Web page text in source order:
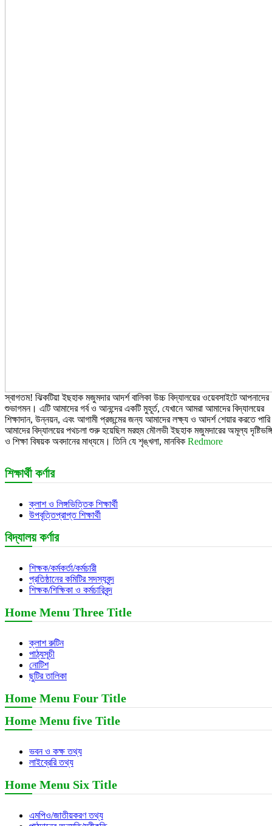
স্বাগতম! ঝিকটিয়া ইছহাক মজুমদার আদর্শ বালিকা উচ্চ বিদ্যালয়ের ওয়েবসাইটে আপনাদের
শুভাগমন। এটি আমাদের গর্ব ও আনন্দের একটি মুহূর্ত, যেখানে আমরা আমাদের বিদ্যালয়ের
শিক্ষাদান, উন্নয়ন, এবং আগামী প্রজন্মের জন্য আমাদের লক্ষ্য ও আদর্শ শেয়ার করতে
আমাদের বিদ্যালয়ের পথচলা শুরু হয়েছিল মরহুম মৌলভী ইছহাক মজুমদারের অমূল্য দৃষ্টিভঙ্গি
ও শিক্ষা বিষয়ক অবদানের মাধ্যমে। তিনি যে শৃঙ্খলা, মানবিক Redmore
শিক্ষার্থী কর্ণার
ক্লাশ ও লিঙ্গভিত্তিক শিক্ষার্থী
উপবৃত্তিপ্রাপ্ত শিক্ষার্থী
বিদ্যালয় কর্ণার
শিক্ষক/কর্মকর্তা/কর্মচারী
প্রতিষ্ঠানের কমিটির সদস্যবৃন্দ
শিক্ষক/শিক্ষিকা ও কর্মচারিবৃন্দ
Home Menu Three Title
ক্লাশ রুটিন
পাঠ্যসূচী
নোটিশ
ছুটির তালিকা
Home Menu Four Title
Home Menu five Title
ভবন ও কক্ষ তথ্য
লাইব্রেরি তথ্য
Home Menu Six Title
এমপিও/জাতীয়করণ তথ্য